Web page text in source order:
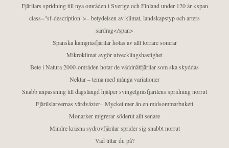
Fjärilars spridning till nya områden i Sverige och Finland under 120 år <span
class="sf-description">– betydelsen av klimat, landskapstyp och arters
särdrag</span>
Spanska kamgräsfjärilar hotas av allt torrare somrar
Mikroklimat avgör utvecklingshastighet
Bete i Natura 2000-områden hotar de väddnätfjärilar som ska skyddas
Nektar – tema med många variationer
Snabb anpassning till dagslängd hjälper svingelgräsfjärilens spridning norrut
Fjärilslarvernas värdväxter– Mycket mer än en midsommarbukett
Monarker migrerar söderut allt senare
Mindre kräsna sydrovfjärilar sprider sig snabbt norrut
Vad tittar du på?